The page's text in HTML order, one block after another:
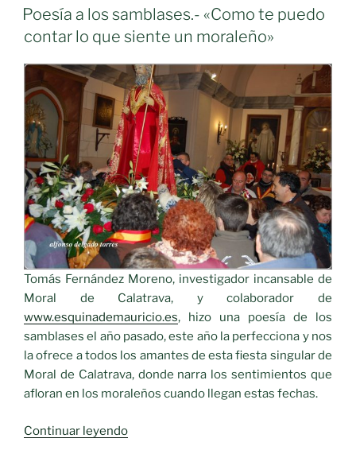
vuelve
san
a
Moral
de
Calatrava»
EL
Poesía a los samblases.- «Como te puedo
contar lo que siente un moraleño»
Tomás Fernández Moreno, investigador incansable de
Moral de Calatrava, y colaborador de
www.esquinademauricio.es, hizo una poesía de los
samblases el año pasado, este año la perfecciona y nos
la ofrece a todos los amantes de esta fiesta singular de
Moral de Calatrava, donde narra los sentimientos que
afloran en los moraleños cuando llegan estas fechas.
Continuar leyendo«Poesía